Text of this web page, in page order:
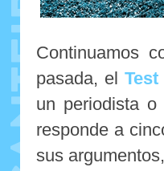
Continuamos
pasada, el
un periodista
responde a
sus